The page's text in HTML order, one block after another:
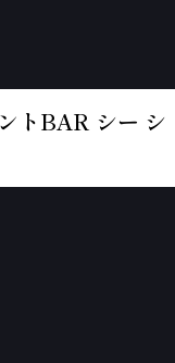
トBAR シー シ